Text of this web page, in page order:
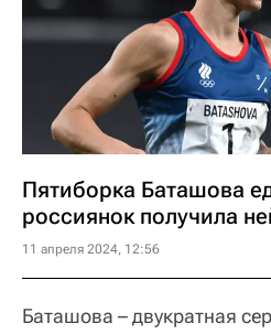
Пятиборка Баташова
россиянок получила
11 апреля 2024, 12:56
Баташова – двукратная